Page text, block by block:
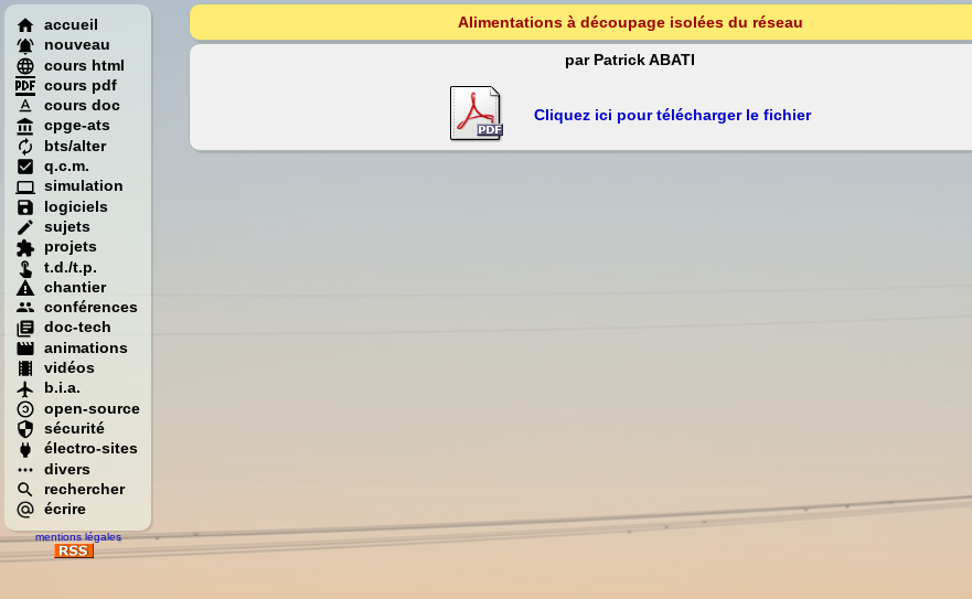
accueil
nouveau
cours html
cours pdf
cours doc
cpge-ats
bts/alter
q.c.m.
simulation
logiciels
sujets
projets
t.d./t.p.
chantier
conférences
doc-tech
animations
vidéos
b.i.a.
open-source
sécurité
électro-sites
divers
rechercher
écrire
mentions légales
Alimentations à découpage isolées du réseau
par Patrick ABATI
Cliquez ici pour télécharger le fichier